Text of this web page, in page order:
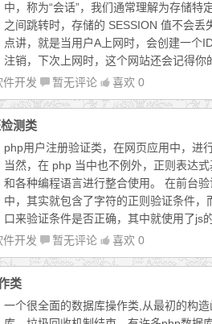
中，称为“会话”，我们通常理解为存储
之间跳转时，存储的 SESSION 值不会
点讲，就是当用户A上网时，会创建一个
注销，下次上网时，这个网站还会记得你
件开发 暂无评论 喜欢 0
测类
php用户注册验证类，在网页应用中，进
当然，在 php 当中也不例外，正则表达
和各种编程语言进行整合使用。 在前台
中，其实就包含了字符的正则验证条件
口来验证条件是否正确，其中就使用了js
件开发 暂无评论 喜欢 0
类
一个很全面的数据库操作类,从最初的构